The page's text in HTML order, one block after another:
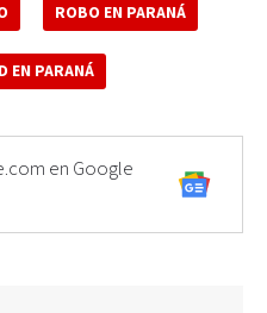
ROBO EN PARANÁ
EN PARANÁ
en Google